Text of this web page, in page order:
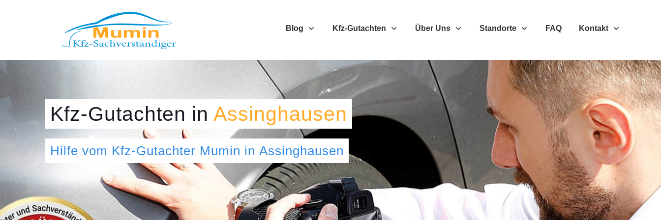
Blog Kfz-Gutachten Über Uns Standorte FAQ Kontakt
Kfz-Gutachten in Assinghausen
Hilfe vom Kfz-Gutachter Mumin in Assinghausen